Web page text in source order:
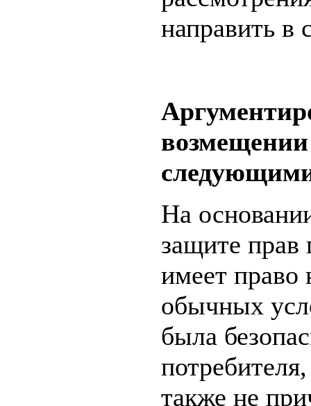
направить в
На
защите прав
имеет право
обычных
была
также не